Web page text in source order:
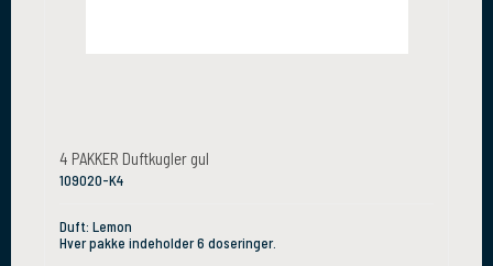
4 PAKKER Duftkugler gul
109020-K4
Duft: Lemon
Hver pakke indeholder 6 doseringer.